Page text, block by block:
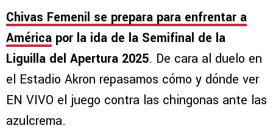
Chivas Femenil se prepara para enfrentar a
América por la ida de la Semifinal de la
Liguilla del Apertura 2025. De cara al duelo en
el Estadio Akron repasamos cómo y dónde ver
EN VIVO el juego contra las chingonas ante las
azulcrema.